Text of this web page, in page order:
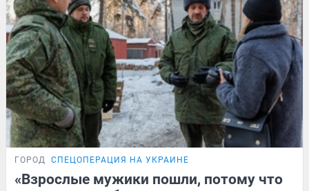
ГОРОД СПЕЦОПЕРАЦИЯ НА УКРАИНЕ
«Взрослые мужики пошли, потому что